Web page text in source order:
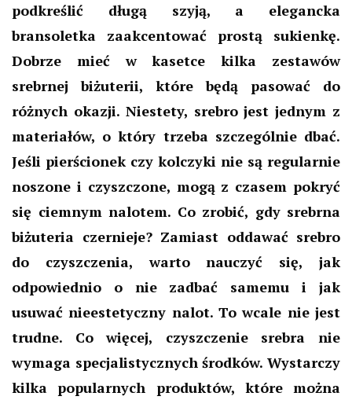
podkreślić długą szyją, a elegancka
bransoletka zaakcentować prostą sukienkę.
Dobrze mieć w kasetce kilka zestawów
srebrnej biżuterii, które będą pasować do
różnych okazji. Niestety, srebro jest jednym z
materiałów, o który trzeba szczególnie dbać.
Jeśli pierścionek czy kolczyki nie są regularnie
noszone i czyszczone, mogą z czasem pokryć
się ciemnym nalotem. Co zrobić, gdy srebrna
biżuteria czernieje? Zamiast oddawać srebro
do czyszczenia, warto nauczyć się, jak
odpowiednio o nie zadbać samemu i jak
usuwać nieestetyczny nalot. To wcale nie jest
trudne. Co więcej, czyszczenie srebra nie
wymaga specjalistycznych środków. Wystarczy
kilka popularnych produktów, które można